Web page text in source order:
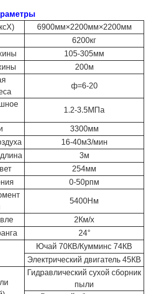
6900мм×2200мм×2200мм
6200кг
105-305мм
200м
ф=6-20
1.2-3.5МПа
3300мм
16-40м3/мин
3м
254мм
0-50рпм
5400Нм
2Км/х
24°
Ючай 70КВ/Кумминс 74КВ
Электрический двигатель 45КВ
Гидравлический сухой сборник
пыли